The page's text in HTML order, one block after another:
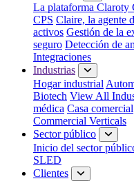
La plataforma Claroty
CPS Claire, la agente
activos Gestión de la
seguro Detección de
Integraciones
Industrias
Hogar industrial
Biotech View All
médica Casa comercial
Commercial Verticals
Sector público
Inicio del sector
SLED
Clientes